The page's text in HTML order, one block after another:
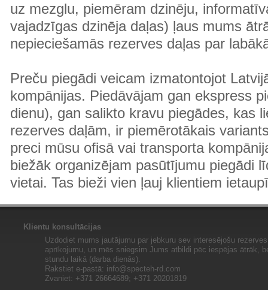
uz mezglu, piemēram dzinēju,
vajadzīgas dzinēja daļas) ļaus mums
nepieciešamās rezerves daļas par
Preču piegādi veicam izmatontojot
kompānijas. Piedāvājam gan ekspress
dienu), gan salikto kravu piegādes, kas
rezerves daļām, ir piemērotākais
preci mūsu ofisā vai transporta
biežāk organizējam pasūtījumu piegādi
vietai. Tas bieži vien ļauj klientiem
Klientu konsultācijas
Uzdodiet mums jautājumu par jebkuru sev interesējošu
aprīkojumu, un mēs sniegsim Jums atbildi pēc iespējas ātrāk,
stundu laikā (darba dienās).
Rakstiet e-pastā: info@specteh-rd.com
Zvaniet: +371 26664689; +371 20201819